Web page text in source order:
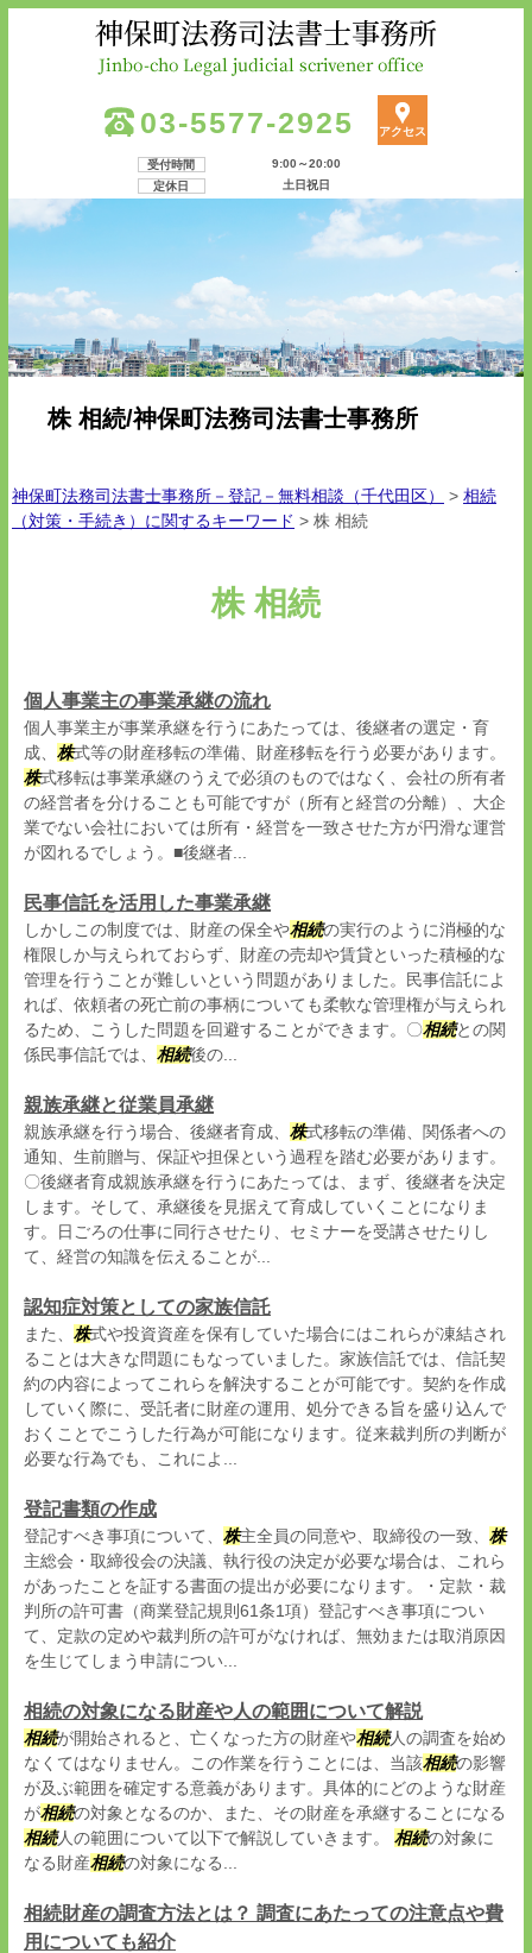
03-5577-2925 アクセス
受付時間
9:00～20:00
定休日
土日祝日
株 相続/神保町法務司法書士事務所
神保町法務司法書士事務所－登記－無料相談（千代田区） > 相続
（対策・手続き）に関するキーワード > 株 相続
株 相続
個人事業主の事業承継の流れ
個人事業主が事業承継を行うにあたっては、後継者の選定・育
成、 株式等の財産移転の準備、財産移転を行う必要があります。
株式移転は事業承継のうえで必須のものではなく、会社の所有者
の経営者を分けることも可能ですが（所有と経営の分離）、大企
業でない会社においては所有・経営を一致させた方が円滑な運営
が図れるでしょう。■後継者...
民事信託を活用した事業承継
しかしこの制度では、財産の保全や相続の実行のように消極的な
権限しか与えられておらず、財産の売却や賃貸といった積極的な
管理を行うことが難しいという問題がありました。民事信託によ
れば、依頼者の死亡前の事柄についても柔軟な管理権が与えられ
るため、こうした問題を回避することができます。〇相続との関
係民事信託では、 相続後の...
親族承継と従業員承継
親族承継を行う場合、後継者育成、 株式移転の準備、関係者への
通知、生前贈与、保証や担保という過程を踏む必要があります。
〇後継者育成親族承継を行うにあたっては、まず、後継者を決定
します。そして、承継後を見据えて育成していくことになりま
す。日ごろの仕事に同行させたり、セミナーを受講させたりし
て、経営の知識を伝えることが...
認知症対策としての家族信託
また、 株式や投資資産を保有していた場合にはこれらが凍結され
ることは大きな問題にもなっていました。家族信託では、信託契
約の内容によってこれらを解決することが可能です。契約を作成
していく際に、受託者に財産の運用、処分できる旨を盛り込んで
おくことでこうした行為が可能になります。従来裁判所の判断が
必要な行為でも、これによ...
登記書類の作成
登記すべき事項について、 株主全員の同意や、取締役の一致、 株
主総会・取締役会の決議、執行役の決定が必要な場合は、これら
があったことを証する書面の提出が必要になります。・定款・裁
判所の許可書（商業登記規則61条1項）登記すべき事項につい
て、定款の定めや裁判所の許可がなければ、無効または取消原因
を生じてしまう申請につい...
相続の対象になる財産や人の範囲について解説
相続が開始されると、亡くなった方の財産や相続人の調査を始め
なくてはなりません。この作業を行うことには、当該相続の影響
が及ぶ範囲を確定する意義があります。具体的にどのような財産
が相続の対象となるのか、また、その財産を承継することになる
相続人の範囲について以下で解説していきます。 相続の対象に
なる財産相続の対象になる...
相続財産の調査方法とは？ 調査にあたっての注意点や費
用についても紹介